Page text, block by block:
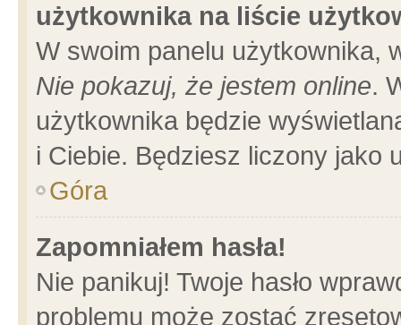
użytkownika na liście
W swoim panelu użytkownika,
Nie pokazuj, że jestem online.
użytkownika będzie
i Ciebie. Będziesz liczony jako
Góra
Zapomniałem hasła!
Nie panikuj! Twoje hasło
problemu może zostać